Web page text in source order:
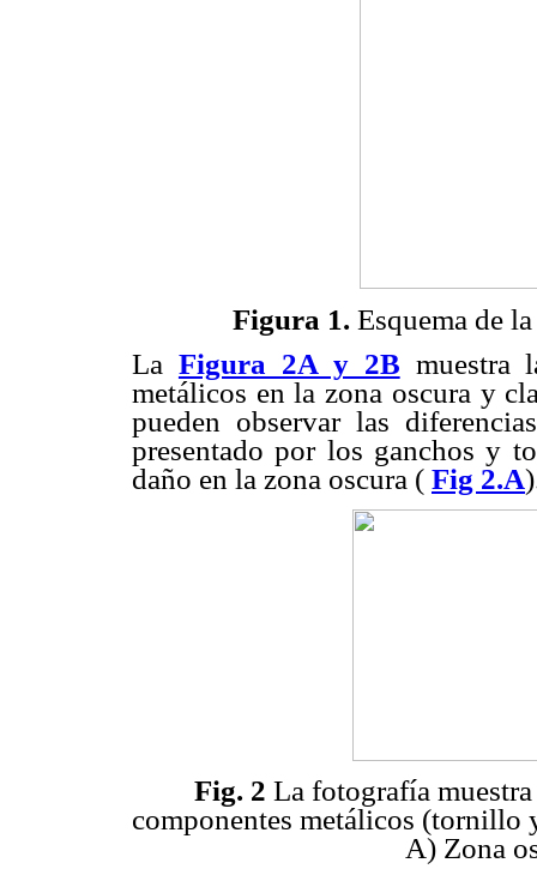
Figura 1. Esquema de
La Figura 2A y 2B muestra
metálicos en la zona oscura y
pueden observar las
presentado por los ganchos y
daño en la zona oscura ( Fig 2.A
Fig. 2 La fotografía
componentes metálicos (tornillo
A) Zona